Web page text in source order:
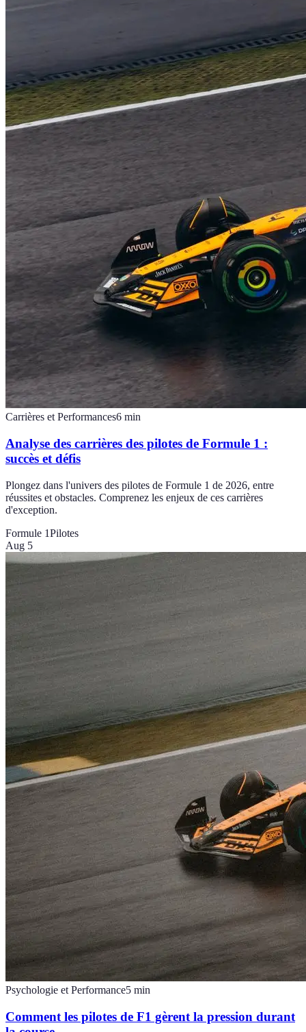
Carrières et Performances6 min
Analyse des carrières des pilotes de Formule 1 :
succès et défis
Plongez dans l'univers des pilotes de Formule 1 de 2026, entre
réussites et obstacles. Comprenez les enjeux de ces carrières
d'exception.
Formule 1Pilotes
Aug 5
Psychologie et Performance5 min
Comment les pilotes de F1 gèrent la pression durant